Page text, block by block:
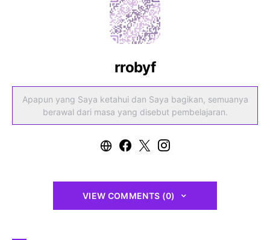
rrobyf
Apapun yang Saya ketahui dan Saya bagikan, semuanya
berawal dari masa yang disebut pembelajaran.
VIEW COMMENTS (0)